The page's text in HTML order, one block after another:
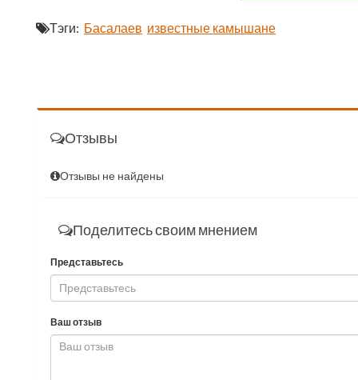
Тэги: Басалаев известные камышане
Отзывы
Отзывы не найдены
Поделитесь своим мнением
Представьтесь
Ваш отзыв